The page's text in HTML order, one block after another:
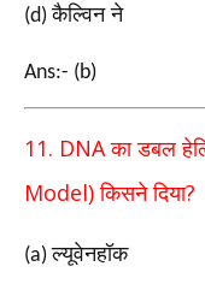
(d)कैल्विन ने
Ans:- (b)
11. DNAका डबल
Model)किसने दिया?
(a)ल्यूवेनहॉक